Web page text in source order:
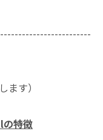
す）
特徴